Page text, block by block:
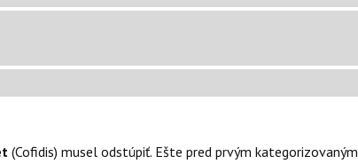
(Cofidis) musel odstúpiť. Ešte pred prvým kategorizovaným